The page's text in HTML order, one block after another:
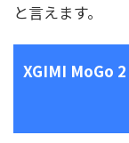
と言えます。
XGIMI MoGo